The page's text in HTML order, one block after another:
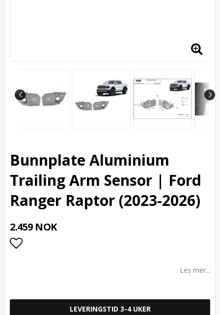
Bunnplate Aluminium
Trailing Arm Sensor | Ford
Ranger Raptor (2023-2026)
2.459 NOK
Les mer...
LEVERINGSTID 3-4 UKER